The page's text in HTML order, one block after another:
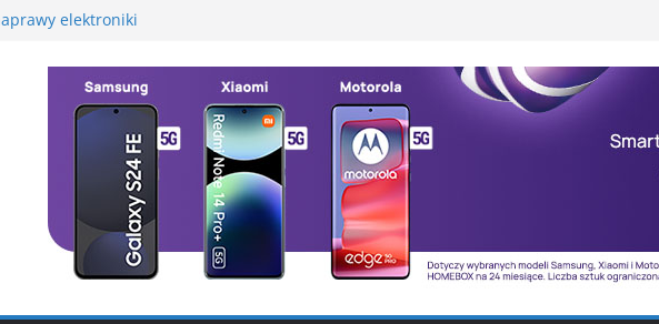
elektroniki
Huawei
2 – test, recenzja
fotograficznego
to już nie problem